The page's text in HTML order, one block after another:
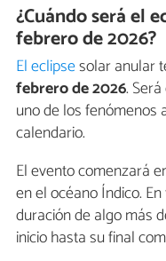
¿Cuándo será el
febrero de 2026?
El eclipsesolar anular
febrero de 2026.
uno de los fenómenos
calendario.
El evento comenzará
en el océano Índico.
duración de algo más
inicio hasta su final